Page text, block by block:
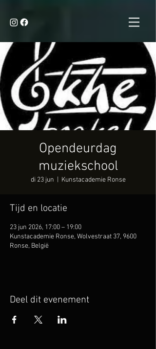
Opendeurdag
muziekschool
di 23 jun Kunstacademie Ronse
Tijd en locatie
23 jun 2026, 17:00 – 19:00
Kunstacademie Ronse, Wolvestraat 37, 9600
Ronse, België
Deel dit evenement